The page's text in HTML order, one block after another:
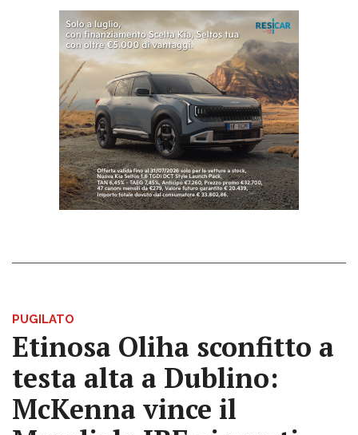
PUGILATO
Etinosa Oliha sconfitto a
testa alta a Dublino:
McKenna vince il